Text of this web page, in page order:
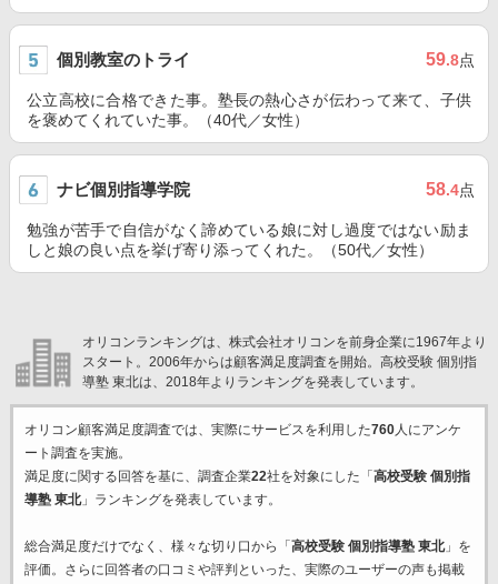
個別教室のトライ 59.8点
公立高校に合格できた事。塾長の熱心さが伝わって来て、子供
を褒めてくれていた事。（40代／女性）
ナビ個別指導学院 58.4点
勉強が苦手で自信がなく諦めている娘に対し過度ではない励ま
しと娘の良い点を挙げ寄り添ってくれた。（50代／女性）
オリコンランキングは、株式会社オリコンを前身企業に1967年より
スタート。2006年からは顧客満足度調査を開始。高校受験 個別指
導塾 東北は、2018年よりランキングを発表しています。
オリコン顧客満足度調査では、実際にサービスを利用した760人にアンケ
ート調査を実施。
満足度に関する回答を基に、調査企業22社を対象にした「 高校受験 個別指
導塾 東北」ランキングを発表しています。
総合満足度だけでなく、様々な切り口から「 高校受験 個別指導塾 東北」を
評価。さらに回答者の口コミや評判といった、実際のユーザーの声も掲載